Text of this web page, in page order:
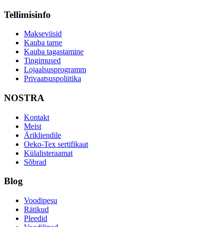
Tellimisinfo
Makseviisid
Kauba tarne
Kauba tagastamine
Tingimused
Lojaalsusprogramm
Privaatsuspoliitika
NOSTRA
Kontakt
Meist
Ärikliendile
Oeko-Tex sertifikaat
Külalisteraamat
Sõbrad
Blog
Voodipesu
Rätikud
Pleedid